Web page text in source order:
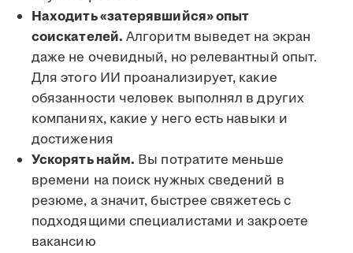
Находить «затерявшийся» опыт
соискателей. Алгоритм выведет на экран
даже не очевидный, но релевантный опыт.
Для этого ИИ проанализирует, какие
обязанности человек выполнял в других
компаниях, какие у него есть навыки и
достижения
Ускорять найм. Вы потратите меньше
времени на поиск нужных сведений в
резюме, а значит, быстрее свяжетесь с
подходящими специалистами и закроете
вакансию